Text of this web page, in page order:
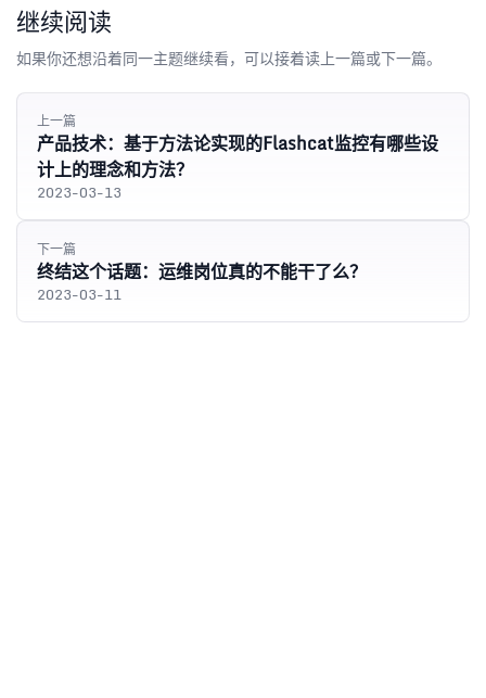
继续阅读
如果你还想沿着同一主题继续看，可以接着读上一篇或下一篇。
上一篇
产品技术：基于方法论实现的Flashcat监控有哪些设
计上的理念和方法？
2023-03-13
下一篇
终结这个话题：运维岗位真的不能干了么？
2023-03-11